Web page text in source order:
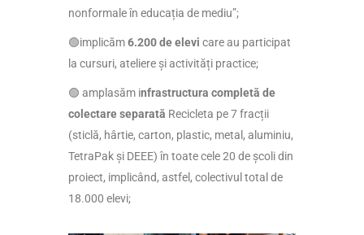
nonformale în educația de mediu”;
🟢implicăm6.200 de elevi care au participat
la cursuri, ateliere și activități practice;
🟢 amplasăm infrastructura completă de
colectare separată Recicleta pe 7 fracții
(sticlă, hârtie, carton, plastic, metal, aluminiu,
TetraPak și DEEE) în toate cele 20 de școli din
proiect, implicând, astfel, colectivul total de
18.000 elevi;